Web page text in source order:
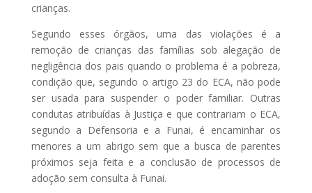
crianças.
Segundo esses órgãos, uma das violações é a
remoção de crianças das famílias sob alegação de
negligência dos pais quando o problema é a pobreza,
condição que, segundo o artigo 23 do ECA, não pode
ser usada para suspender o poder familiar. Outras
condutas atribuídas à Justiça e que contrariam o ECA,
segundo a Defensoria e a Funai, é encaminhar os
menores a um abrigo sem que a busca de parentes
próximos seja feita e a conclusão de processos de
adoção sem consulta à Funai.